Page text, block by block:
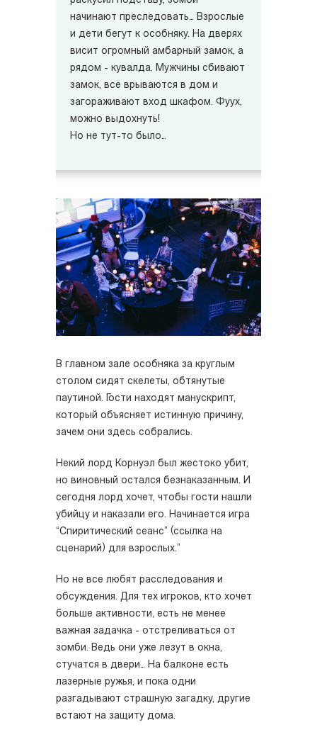
начинают преследовать… Взрослые
и дети бегут к особняку. На дверях
висит огромный амбарный замок, а
рядом - кувалда. Мужчины сбивают
замок, все врываются в дом и
загораживают вход шкафом. Фуух,
можно выдохнуть!
Но не тут-то было…
В главном зале особняка за круглым
столом сидят скелеты, обтянутые
паутиной. Гости находят манускрипт,
который объясняет истинную причину,
зачем они здесь собрались.
Некий лорд Корнуэл был жестоко убит,
но виновный остался безнаказанным. И
сегодня лорд хочет, чтобы гости нашли
убийцу и наказали его. Начинается игра
“Спиритический сеанс” (ссылка на
сценарий) для взрослых.”
Но не все любят расследования и
обсуждения. Для тех игроков, кто хочет
больше активности, есть не менее
важная задачка - отстреливаться от
зомби. Ведь они уже лезут в окна,
стучатся в двери… На балконе есть
лазерные ружья, и пока одни
разгадывают страшную загадку, другие
встают на защиту дома.